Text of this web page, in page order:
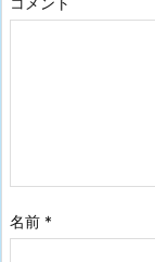
名前 *